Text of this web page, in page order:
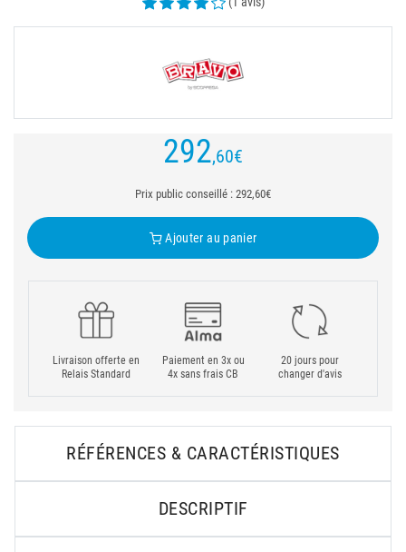
292,60€
Prix public conseillé : 292,60€
Ajouter au panier
Livraison offerte en
Relais Standard
Paiement en 3x ou
4x sans frais CB
20 jours pour
changer d'avis
RÉFÉRENCES & CARACTÉRISTIQUES
DESCRIPTIF